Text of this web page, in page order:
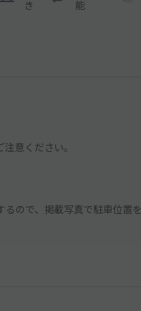
き
能
意ください。
ので、掲載写真で駐車位置